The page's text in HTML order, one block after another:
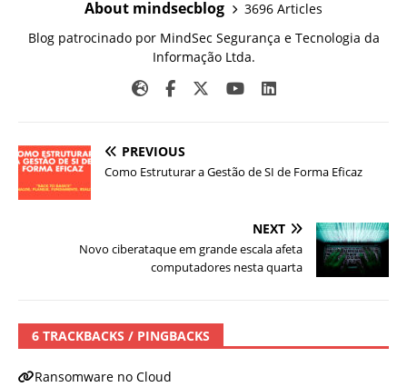
About mindsecblog
3696 Articles
Blog patrocinado por MindSec Segurança e Tecnologia da
Informação Ltda.
PREVIOUS
Como Estruturar a Gestão de SI de Forma Eficaz
NEXT
Novo ciberataque em grande escala afeta
computadores nesta quarta
6 TRACKBACKS / PINGBACKS
Ransomware no Cloud